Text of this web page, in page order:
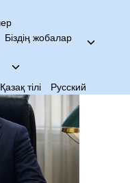
Біздің жобалар
Қазақ тілі Русский